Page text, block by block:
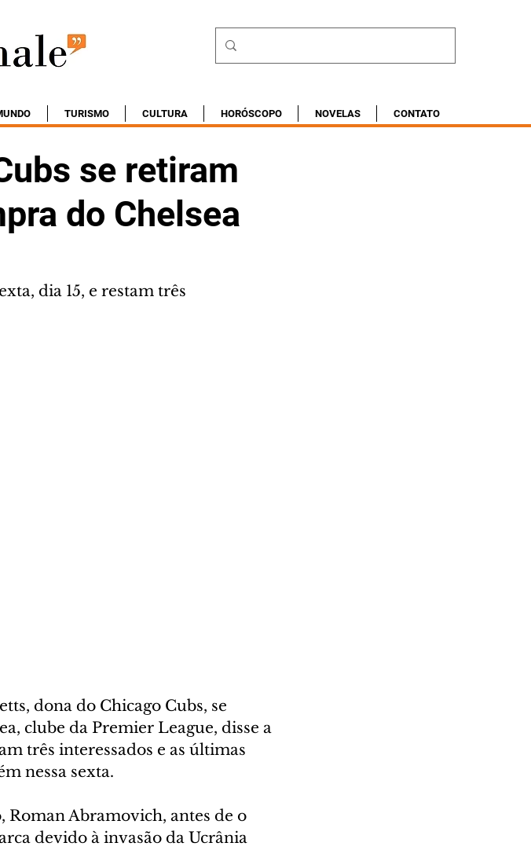
TURISMO CULTURA HORÓSCOPO NOVELAS CONTATO
se retiram
do Chelsea
dia 15, e restam três
dona do Chicago Cubs, se
clube da Premier League, disse a
três interessados e as últimas
nessa sexta.
Roman Abramovich, antes de o
devido à invasão da Ucrânia